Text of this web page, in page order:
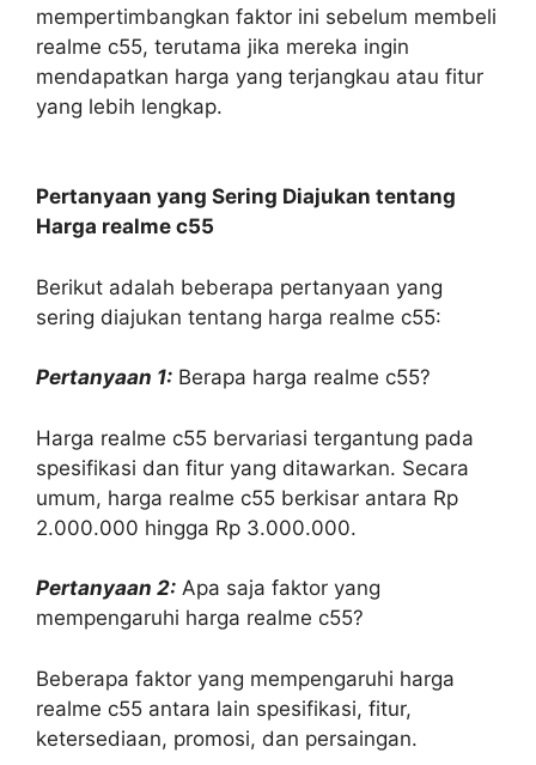
mempertimbangkan faktor ini sebelum membeli
realme c55, terutama jika mereka ingin
mendapatkan harga yang terjangkau atau fitur
yang lebih lengkap.
Pertanyaan yang Sering Diajukan tentang
Harga realme c55
Berikut adalah beberapa pertanyaan yang
sering diajukan tentang harga realme c55:
Pertanyaan 1: Berapa harga realme c55?
Harga realme c55 bervariasi tergantung pada
spesifikasi dan fitur yang ditawarkan. Secara
umum, harga realme c55 berkisar antara Rp
2.000.000 hingga Rp 3.000.000.
Pertanyaan 2: Apa saja faktor yang
mempengaruhi harga realme c55?
Beberapa faktor yang mempengaruhi harga
realme c55 antara lain spesifikasi, fitur,
ketersediaan, promosi, dan persaingan.